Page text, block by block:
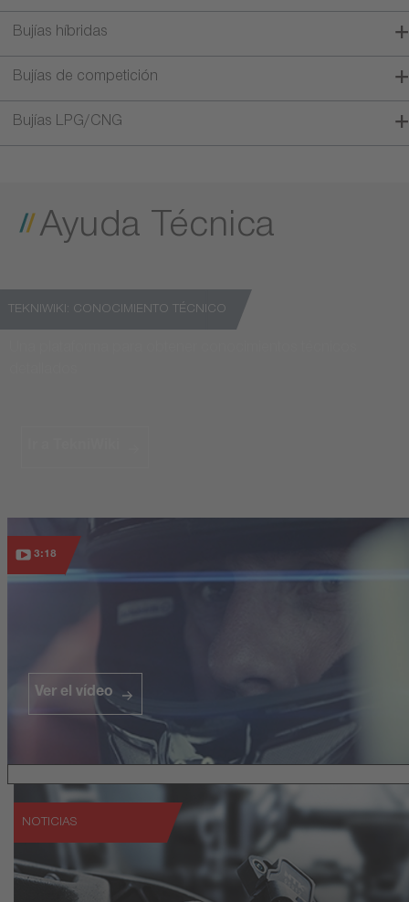
Bujías híbridas
Bujías de competición
Bujías LPG/CNG
Ayuda Técnica
TEKNIWIKI: CONOCIMIENTO TÉCNICO
3:18
Ver el vídeo
NOTICIAS